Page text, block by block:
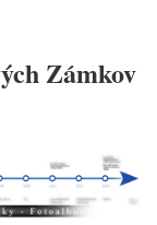
Zámkov